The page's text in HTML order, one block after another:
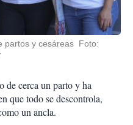
partos y cesáreas Foto:
de cerca un parto y ha
que todo se descontrola,
un ancla.